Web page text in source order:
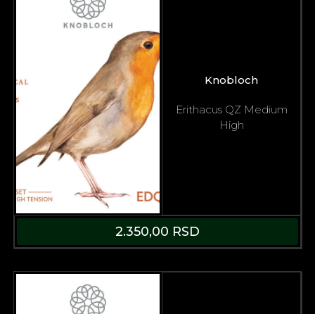
Knobloch
Erithacus QZ Medium
High
2.350,00 RSD